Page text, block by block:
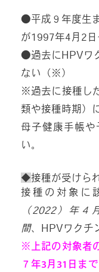
●平成９年度生
が1997年4月2
●過去にHPVワ
ない（※）
※過去に接種し
類や接種時期）
母子健康手帳や
い。
◆接種が受けら
接種の対象に
（2022）年４
間、HPVワクチ
※
上記の対象者
７年3月31日ま